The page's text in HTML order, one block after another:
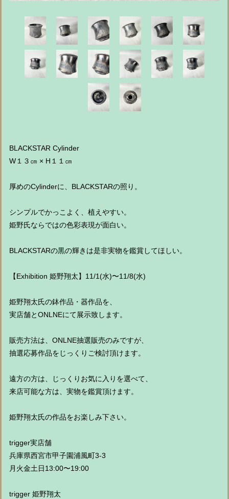
BLACKSTAR Cylinder
W１３㎝ × H１１㎝
厚めのCylinderに、BLACKSTARの照り。
シンプルでかっこよく、植えやすい。
姫野氏ならではの色彩表現が面白い。
BLACKSTARの黒の輝きは是非実物を鑑賞してほしい。
【Exhibition 姫野翔太】11/1(水)〜11/8(水)
姫野翔太氏の鉢作品・器作品を、
実店舗とONLNEにて展示致します。
販売方法は、ONLNE抽選販売のみですが、
抽選応募作品をじっくりご検討頂けます。
遠方の方は、じっくりお気に入りを選べて、
来店可能な方は、実物を鑑賞頂けます。
姫野翔太氏の作品をお楽しみ下さい。
trigger実店舗
兵庫県西宮市甲子園浦風町3-3
月火金土日13:00〜19:00
trigger 姫野翔太